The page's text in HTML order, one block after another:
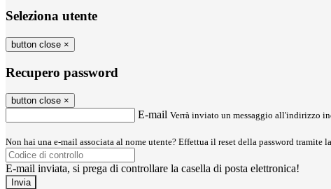
Seleziona utente
button close ×
Recupero password
button close ×
E-mail Verrà inviato un messaggio all'indirizzo
Non hai una e-mail associata al nome utente? Effettua il reset della password tramite la
E-mail inviata, si prega di controllare la casella di posta elettronica!